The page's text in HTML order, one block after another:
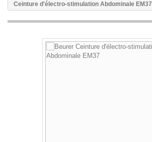
Ceinture d'électro-stimulation Abdominale EM37